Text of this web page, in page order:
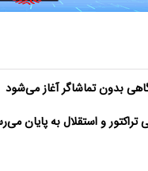
بدون تماشاگر آغاز می‌شود
و استقلال به پایان